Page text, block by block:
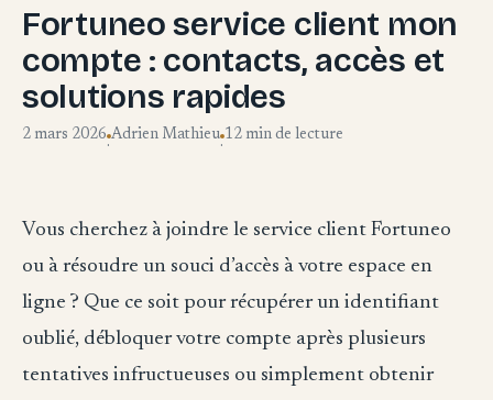
Fortuneo service client mon
compte : contacts, accès et
solutions rapides
2 mars 2026
·
Adrien Mathieu
·
12 min de lecture
Vous cherchez à joindre le service client Fortuneo
ou à résoudre un souci d’accès à votre espace en
ligne ? Que ce soit pour récupérer un identifiant
oublié, débloquer votre compte après plusieurs
tentatives infructueuses ou simplement obtenir